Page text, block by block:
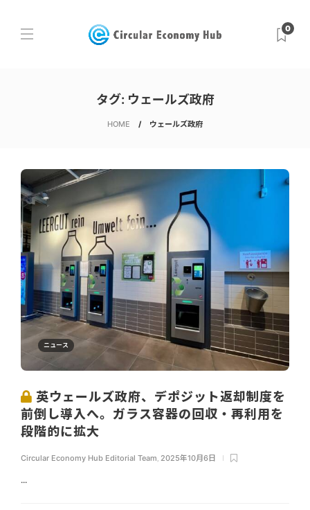
0
タグ: ウェールズ政府
HOME ウェールズ政府
ニュース
英ウェールズ政府、デポジット返却制度を
前倒し導入へ。ガラス容器の回収・再利用を
段階的に拡大
Circular Economy Hub Editorial Team, 2025年10月6日
...